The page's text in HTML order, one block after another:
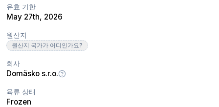
유효 기한
May 27th, 2026
원산지
원산지 국가가 어디인가요?
회사
Domäsko s.r.o.
육류 상태
Frozen